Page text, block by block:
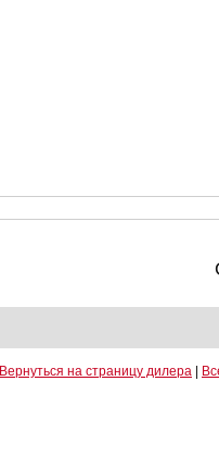
Вернуться на страницу дилера